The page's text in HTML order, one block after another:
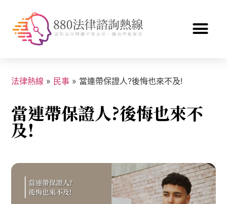
法律熱線 » 民事 » 當連帶保證人?後悔也來不及!
當連帶保證人?後悔也來不
及!